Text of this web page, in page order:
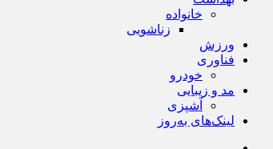
خانواده
زناشویی
ورزش
فناوری
خودرو
مد و زیبایی
آشپزی
لینک‌های به‌روز